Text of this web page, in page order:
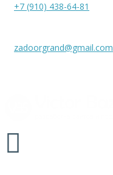
+7 (910) 438-64-81
zadoorgrand@gmail.com